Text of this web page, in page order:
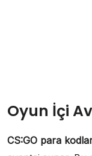
Oyun İçi
CS:GO para